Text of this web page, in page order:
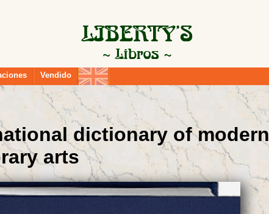
Vendido
dictionary of modern
arts